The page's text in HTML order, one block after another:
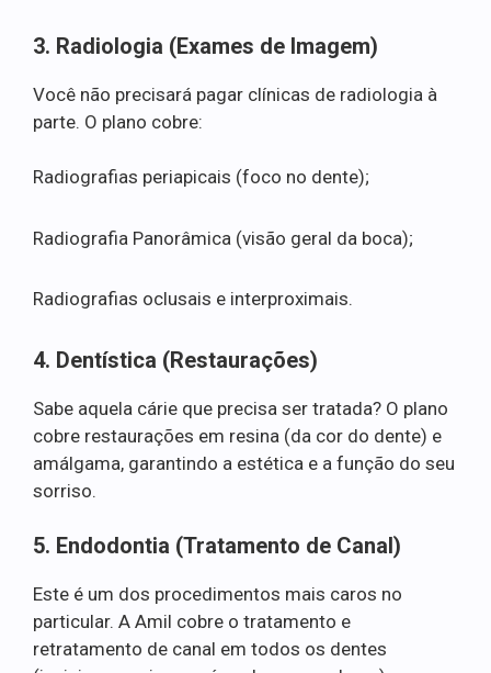
3. Radiologia (Exames de Imagem)
Você não precisará pagar clínicas de radiologia à
parte. O plano cobre:
Radiografias periapicais (foco no dente);
Radiografia Panorâmica (visão geral da boca);
Radiografias oclusais e interproximais.
4. Dentística (Restaurações)
Sabe aquela cárie que precisa ser tratada? O plano
cobre restaurações em resina (da cor do dente) e
amálgama, garantindo a estética e a função do seu
sorriso.
5. Endodontia (Tratamento de Canal)
Este é um dos procedimentos mais caros no
particular. A Amil cobre o tratamento e
retratamento de canal em todos os dentes